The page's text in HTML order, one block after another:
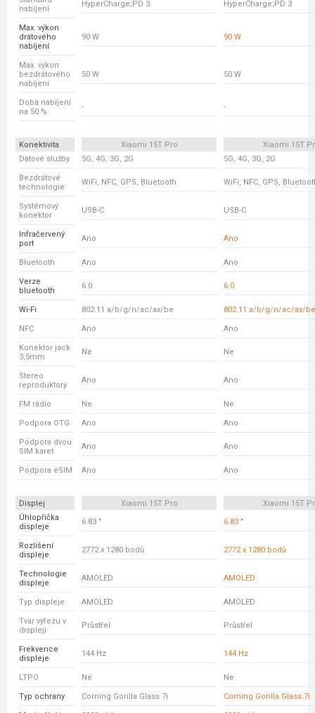
nabíjení
HyperCharge;PD 3 HyperCharge;PD 3
Max. výkon
drátového
nabíjení
90 W 90 W
Max. výkon
bezdrátového
nabíjení
50 W 50 W
Doba nabíjení
na 50 %
- -
Konektivita Xiaomi 15T Pro
Xiaomi 15T
Datové služby
5G, 4G, 3G, 2G 5G, 4G, 3G, 2G
Bezdrátové
technologie
WiFi, NFC, GPS, Bluetooth WiFi, NFC, GPS,
Systémový
konektor
USB-C USB-C
Infračervený
port
Ano Ano
Bluetooth Ano Ano
Verze
bluetooth
6.0 6.0
Wi-Fi 802.11 a/b/g/n/ac/ax/be 802.11 a/b/g/n/ac/ax/be
NFC Ano Ano
Konektor jack
3,5mm
Ne Ne
Stereo
reproduktory
Ano Ano
FM rádio Ne Ne
Podpora OTG Ano Ano
Podpora dvou
SIM karet
Ano Ano
Podpora eSIM Ano Ano
Displej Xiaomi 15T Pro
Xiaomi 15T
Úhlopříčka
displeje
6.83 " 6.83 "
Rozlišení
displeje
2772 x 1280 bodů 2772 x 1280 bodů
Technologie
displeje
AMOLED AMOLED
Typ displeje AMOLED AMOLED
Tvar výřezu v
displeji
Průstřel Průstřel
Frekvence
displeje
144 Hz 144 Hz
LTPO Ne Ne
Typ ochrany Corning Gorilla Glass 7i Corning Gorilla Glass 7i